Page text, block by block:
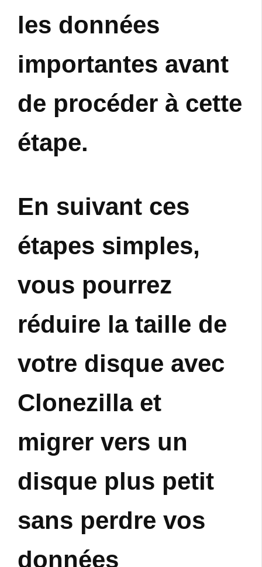
les données
importantes avant
de procéder à cette
étape.
En suivant ces
étapes simples,
vous pourrez
réduire la taille de
votre disque avec
Clonezilla et
migrer vers un
disque plus petit
sans perdre vos
données